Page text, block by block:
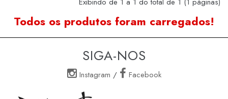
Todos os produtos foram carregados!
SIGA-NOS
Instagram / Facebook